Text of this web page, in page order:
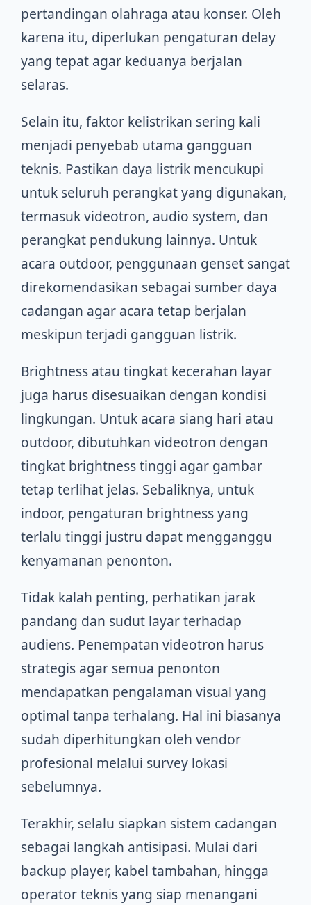
pertandingan olahraga atau konser. Oleh
karena itu, diperlukan pengaturan delay
yang tepat agar keduanya berjalan
selaras.
Selain itu, faktor kelistrikan sering kali
menjadi penyebab utama gangguan
teknis. Pastikan daya listrik mencukupi
untuk seluruh perangkat yang digunakan,
termasuk videotron, audio system, dan
perangkat pendukung lainnya. Untuk
acara outdoor, penggunaan genset sangat
direkomendasikan sebagai sumber daya
cadangan agar acara tetap berjalan
meskipun terjadi gangguan listrik.
Brightness atau tingkat kecerahan layar
juga harus disesuaikan dengan kondisi
lingkungan. Untuk acara siang hari atau
outdoor, dibutuhkan videotron dengan
tingkat brightness tinggi agar gambar
tetap terlihat jelas. Sebaliknya, untuk
indoor, pengaturan brightness yang
terlalu tinggi justru dapat mengganggu
kenyamanan penonton.
Tidak kalah penting, perhatikan jarak
pandang dan sudut layar terhadap
audiens. Penempatan videotron harus
strategis agar semua penonton
mendapatkan pengalaman visual yang
optimal tanpa terhalang. Hal ini biasanya
sudah diperhitungkan oleh vendor
profesional melalui survey lokasi
sebelumnya.
Terakhir, selalu siapkan sistem cadangan
sebagai langkah antisipasi. Mulai dari
backup player, kabel tambahan, hingga
operator teknis yang siap menangani